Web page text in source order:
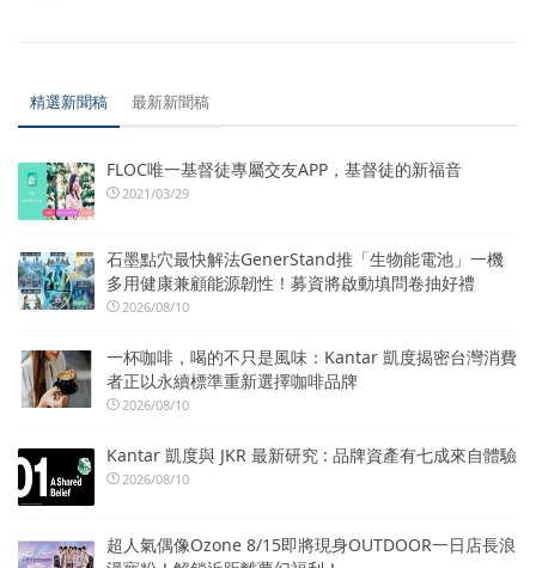
精選新聞稿 最新新聞稿
FLOC唯一基督徒專屬交友APP，基督徒的新福音
2021/03/29
石墨點穴最快解法GenerStand推「生物能電池」一機
多用健康兼顧能源韌性！募資將啟動填問卷抽好禮
2026/08/10
一杯咖啡，喝的不只是風味：Kantar 凱度揭密台灣消費
者正以永續標準重新選擇咖啡品牌
2026/08/10
Kantar 凱度與 JKR 最新研究 : 品牌資產有七成來自體驗
2026/08/10
超人氣偶像Ozone 8/15即將現身OUTDOOR一日店長浪